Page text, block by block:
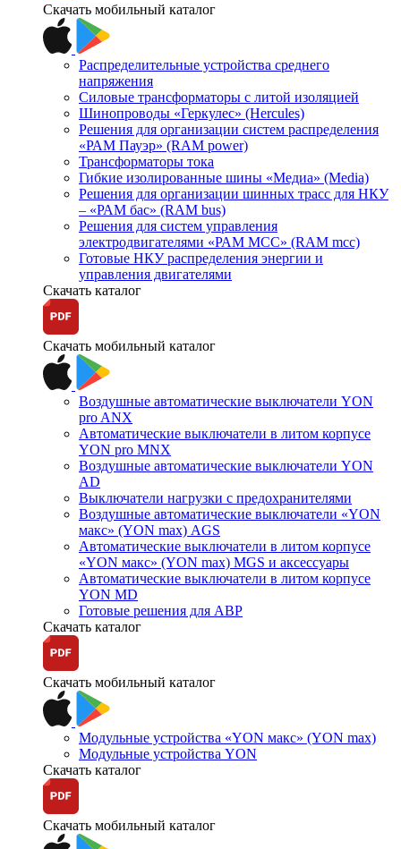
Скачать мобильный каталог
Распределительные устройства среднего
напряжения
Силовые трансформаторы с литой изоляцией
Шинопроводы «Геркулес» (Hercules)
Решения для организации систем распределения
«РАМ Пауэр» (RAM power)
Трансформаторы тока
Гибкие изолированные шины «Медиа» (Media)
Решения для организации шинных трасс для НКУ
– «РАМ бас» (RAM bus)
Решения для систем управления
электродвигателями «РАМ МСС» (RAM mcc)
Готовые НКУ распределения энергии и
управления двигателями
Скачать каталог
Скачать мобильный каталог
Воздушные автоматические выключатели YON
pro ANX
Автоматические выключатели в литом корпусе
YON pro MNX
Воздушные автоматические выключатели YON
AD
Выключатели нагрузки с предохранителями
Воздушные автоматические выключатели «YON
макс» (YON max) AGS
Автоматические выключатели в литом корпусе
«YON макс» (YON max) MGS и аксессуары
Автоматические выключатели в литом корпусе
YON MD
Готовые решения для АВР
Скачать каталог
Скачать мобильный каталог
Модульные устройства «YON макс» (YON max)
Модульные устройства YON
Скачать каталог
Скачать мобильный каталог